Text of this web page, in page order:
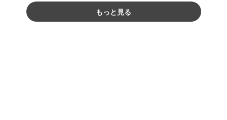
もっと見る